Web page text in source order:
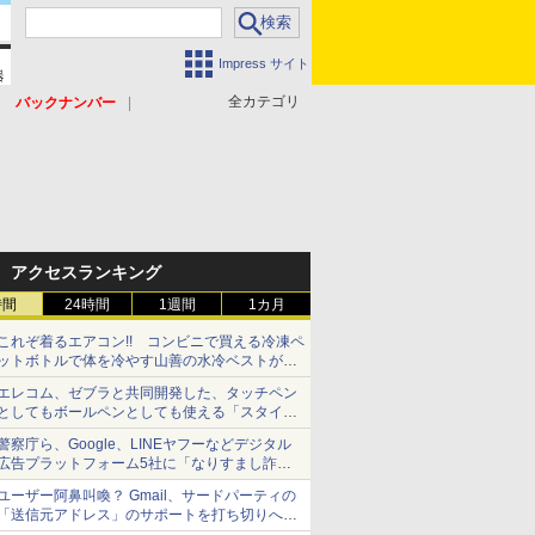
Impress サイト
全カテゴリ
バックナンバー
アクセスランキング
24時間 1週間 1カ月
れぞ着るエアコン!! コンビニで買える冷凍ペ
トボトルで体を冷やす山善の水冷ベストがロ
ドバイクにちょうどいい【ぼっち・ざ・ろー
！その14】【空いた時間でなにしてる？】
レコム、ゼブラと共同開発した、タッチペン
してもボールペンとしても使える「スタイラ
ツーウェイ」発売 iPadにも紙にも、持ち替
ずに書き込める
察庁ら、Google、LINEヤフーなどデジタル
告プラットフォーム5社に「なりすまし詐欺
告」対策強化を要請 著名人の写真や映像を
った投資詐欺などへの対策として
ーザー阿鼻叫喚？ Gmail、サードパーティの
送信元アドレス」のサポートを打ち切りへ